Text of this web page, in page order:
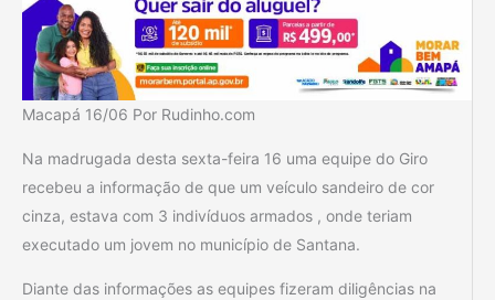
Macapá 16/06 Por Rudinho.com
Na madrugada desta sexta-feira 16 uma equipe do Giro
recebeu a informação de que um veículo sandeiro de cor
cinza, estava com 3 indivíduos armados , onde teriam
executado um jovem no município de Santana.
Diante das informações as equipes fizeram diligências na